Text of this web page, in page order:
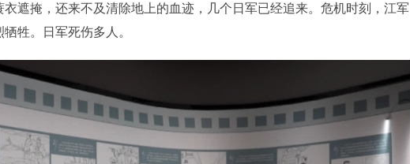
遮掩，还来不及清除地上的血迹，几个日军已经追来。危机时刻，江军
牲。日军死伤多人。